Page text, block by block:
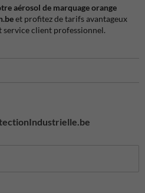
aérosol de marquage orange
et profitez de tarifs avantageux
service client professionnel.